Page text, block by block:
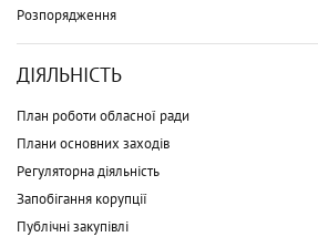
Розпорядження
ДІЯЛЬНІСТЬ
План роботи обласної ради
Плани основних заходів
Регуляторна діяльність
Запобігання корупції
Публічні закупівлі